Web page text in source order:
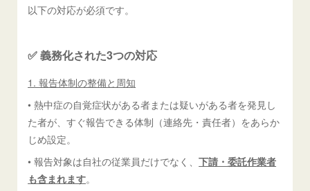
以下の対応が必須です。
✅ 義務化された3つの対応
1. 報告体制の整備と周知
• 熱中症の自覚症状がある者または疑いがある者を発見し
た者が、すぐ報告できる体制（連絡先・責任者）をあらか
じめ設定。
• 報告対象は自社の従業員だけでなく、下請・委託作業者
も含まれます。